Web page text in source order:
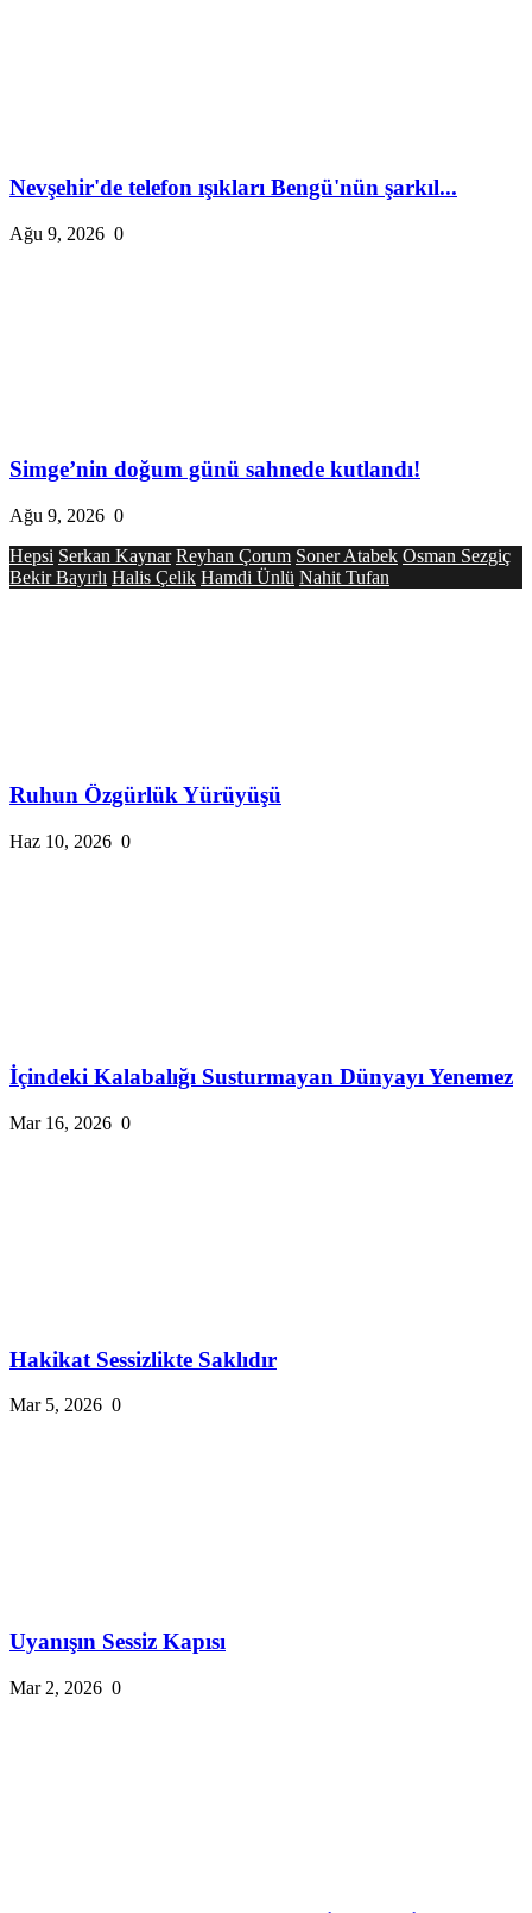
Nevşehir'de telefon ışıkları Bengü'nün şarkıl...
Ağu 9, 2026 0
Simge’nin doğum günü sahnede kutlandı!
Ağu 9, 2026 0
Hepsi Serkan Kaynar Reyhan Çorum Soner Atabek Osman Sezgiç
Bekir Bayırlı Halis Çelik Hamdi Ünlü Nahit Tufan
Ruhun Özgürlük Yürüyüşü
Haz 10, 2026 0
İçindeki Kalabalığı Susturmayan Dünyayı Yenemez
Mar 16, 2026 0
Hakikat Sessizlikte Saklıdır
Mar 5, 2026 0
Uyanışın Sessiz Kapısı
Mar 2, 2026 0